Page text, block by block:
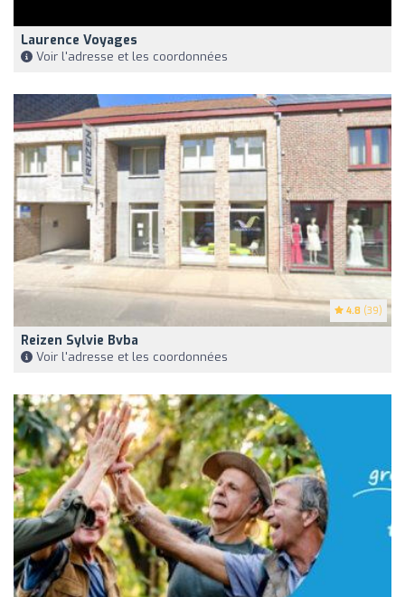
Laurence Voyages
Voir l'adresse et les coordonnées
4.8 (39)
Reizen Sylvie Bvba
Voir l'adresse et les coordonnées